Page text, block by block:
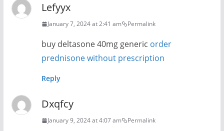
Lefyyx
January 7, 2024 at 2:41 am Permalink
buy deltasone 40mg generic order
prednisone without prescription
Reply
Dxqfcy
January 9, 2024 at 4:07 am Permalink